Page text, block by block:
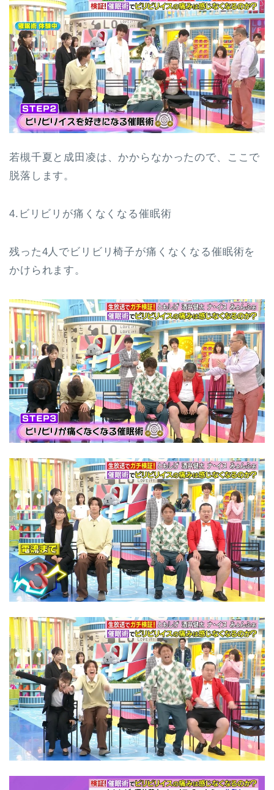
若槻千夏と成田凌は、かからなかったので、ここで
脱落します。
4.ビリビリが痛くなくなる催眠術
残った4人でビリビリ椅子が痛くなくなる催眠術を
かけられます。